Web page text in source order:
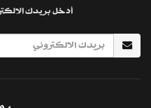
أدخل بريدك